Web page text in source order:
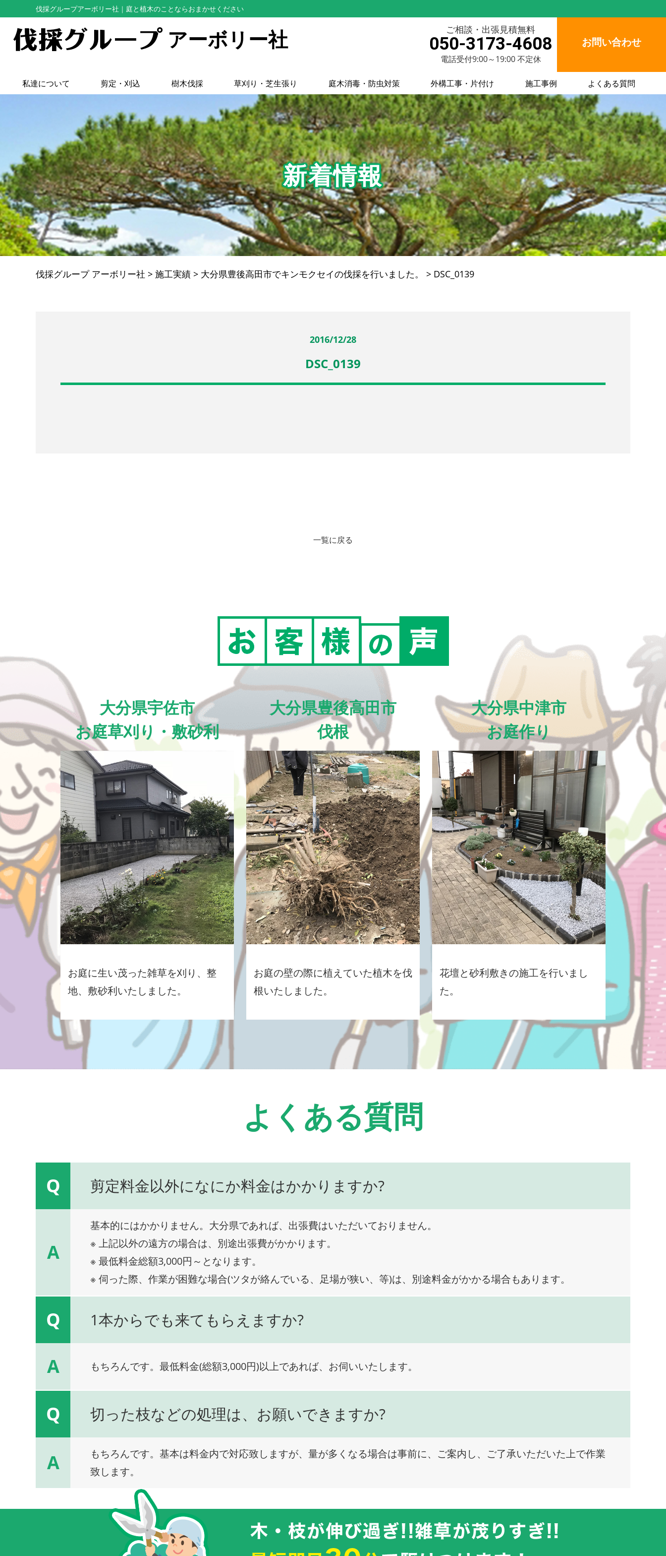
伐採グループアーボリー社 ｜庭と植木のことならおまかせください
アーボリー社 ご相談・出張見積無料
050-3173-4608
電話受付9:00～19:00 不定休
お問い合わせ
私達について 剪定・刈込 樹木伐採 草刈り・芝生張り 庭木消毒・防虫対策 外構工事・片付け 施工事例 よくある質問
新着情報
伐採グループ アーボリー社 > 施工実績 > 大分県豊後高田市でキンモクセイの伐採を行いました。 > DSC_0139
2016/12/28
DSC_0139
一覧に戻る
大分県宇佐市
お庭草刈り・敷砂利
お庭に生い茂った雑草を刈り、整
地、敷砂利いたしました。
大分県豊後高田市
伐根
お庭の壁の際に植えていた植木を伐
根いたしました。
大分県中津市
お庭作り
花壇と砂利敷きの施工を行いまし
た。
よくある質問
Q 剪定料金以外になにか料金はかかりますか?
A
基本的にはかかりません。大分県であれば、出張費はいただいておりません。
※ 上記以外の遠方の場合は、別途出張費がかかります。
※ 最低料金総額3,000円～となります。
※ 伺った際、作業が困難な場合(ツタが絡んでいる、足場が狭い、等)は、別途料金がかかる場合もあります。
Q 1本からでも来てもらえますか?
A もちろんです。最低料金(総額3,000円)以上であれば、お伺いいたします。
Q 切った枝などの処理は、お願いできますか?
A
もちろんです。基本は料金内で対応致しますが、量が多くなる場合は事前に、ご案内し、ご了承いただいた上で作業
致します。